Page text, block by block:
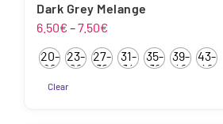
Dark Grey Melange
6.50€ –7.50€
6.50€
kuni
20-
22
23-
26
27-
30
31-
34
35-
38
39-
42
43-
46
Clear